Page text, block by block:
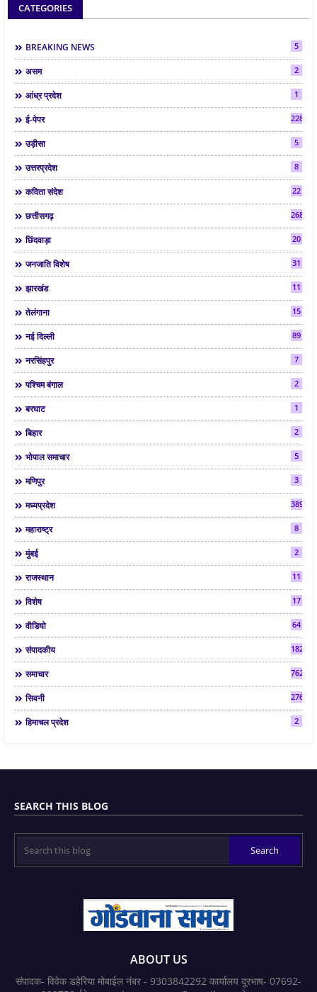
CATEGORIES
BREAKING NEWS 5
असम 2
आंध्र प्रदेश 1
ई-पेपर 2286
उड़ीसा 5
उत्तरप्रदेश 8
कविता संदेश 22
छत्तीसगढ़ 268
छिंदवाड़ा 20
जनजाति विशेष 31
झारखंड 11
तेलंगाना 15
नई दिल्ली 89
नरसिंहपुर 7
पश्चिम बंगाल 2
बरघाट 1
बिहार 2
भोपाल समाचार 5
मणिपुर 3
मध्यप्रदेश 3892
महाराष्ट्र 8
मुंबई 2
राजस्थान 11
विशेष 17
वीडियो 64
संपादकीय 182
समाचार 7624
सिवनी 2763
हिमाचल प्रदेश 2
SEARCH THIS BLOG
ABOUT US
संपादक- विवेक डहेरिया मोबाईल नंबर - 9303842292 कार्यालय दूरभाष- 07692-